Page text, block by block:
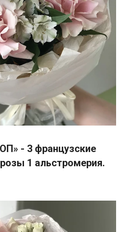
- 3 французские
1 альстромерия.